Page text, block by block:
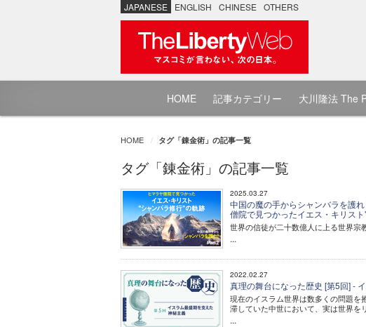
JAPANESE ENGLISH CHINESE OTHERS
HOME 記事カテゴリー 大川隆法 The
HOME タグ「錬金術」の記事一覧
タグ「錬金術」の記事一覧
2025.03.27
中国の魔の手からシャンバラを護
僧院で見つかったイエス・キリス
世界の信徒が二十数億人に上る世界宗
...
2022.02.27
真理の舞台になった歴史 [第5回] -
現在のイスラム世界は数多くの問題を
滞していた中世において、実は世界を
...